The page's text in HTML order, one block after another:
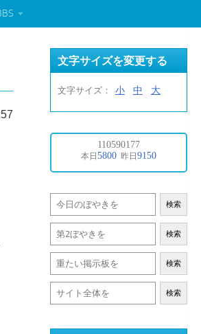
文字サイズを変更する
文字サイズ： 小 中 大
検索
検索
検索
検索